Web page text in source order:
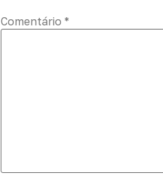
Comentário *